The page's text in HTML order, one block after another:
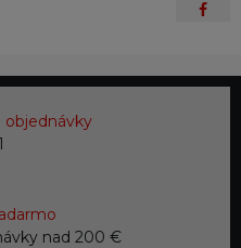
objednávky
nad 200 €